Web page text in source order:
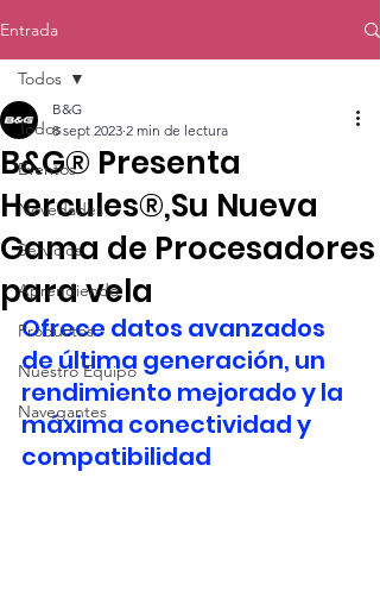
Entrada
Todos
Eventos
Novedades
Servicios
Aprendiendo
Productos
Nuestro Equipo
Navegantes
Todos
B&G® Presenta
Hercules®,Su Nueva
Gama de Procesadores
para vela
B&G
8 sept 2023 2 min de lectura
Ofrece datos avanzados
de última generación, un
rendimiento mejorado y la
máxima conectividad y
compatibilidad